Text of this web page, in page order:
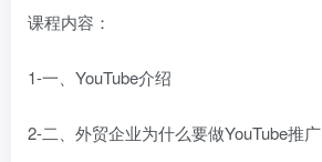
课程内容：
1-一、YouTube介绍
2-二、外贸企业为什么要做YouTube推广